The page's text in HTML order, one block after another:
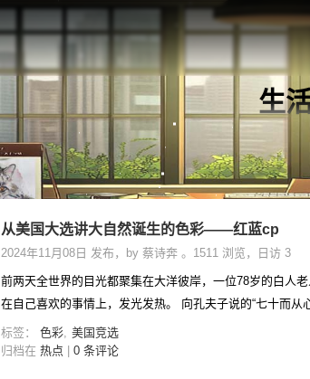
生
从美国大选讲大自然诞生的色彩——红蓝cp
2024年11月08日 发布 ， by 蔡诗奔 。1511 浏览，日访 3
前两天全世界的目光都聚集在大洋彼岸，一位78岁的白人老人，击败一位60岁的黑人
在自己喜欢的事情上，发光发热。 向
标签： 色彩, 美国竞选
归档在 热点 0 条评论